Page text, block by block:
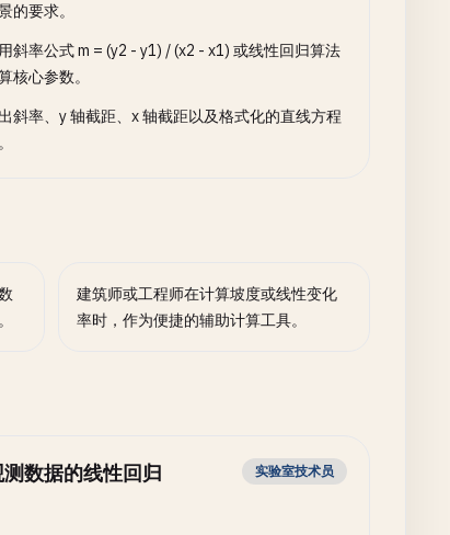
的要求。
斜率公式 m = (y2 - y1) / (x2 - x1) 或线性回归算法
核心参数。
斜率、y 轴截距、x 轴截距以及格式化的直线方程
建筑师或工程师在计算坡度或线性变化
率时，作为便捷的辅助计算工具。
数据的线性回归 实验室技术员